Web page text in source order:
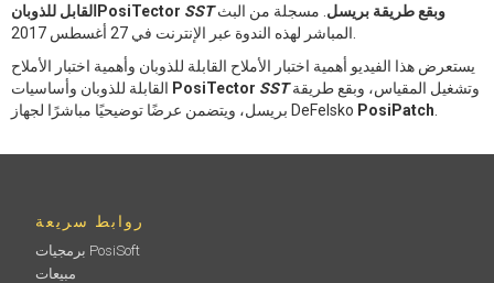
القابل للذوبانPosiTector SST وبقع طريقة بريسل . مسجلة من البث
يستعرض هذا الفيديو أهمية اختبار الأملاح القابلة للذوبان وأهمية اختبار الأملاح
PosiTector SSTوتشغيل المقياس، وبقع طريقة
بريسل، ويتضمن عرضًا توضيحيًا مباشرًا لجهاز DeFelsko PosiPatch
روابط سريعة
برمجيات PosiSoft
مبيعات